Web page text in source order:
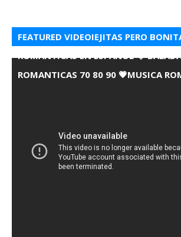
FEATURED VIDEOIEJITAS PERO
ROMANTICAS EN ESPANOL 💘
ROMANTICAS 70 80 90 💗MUSICA